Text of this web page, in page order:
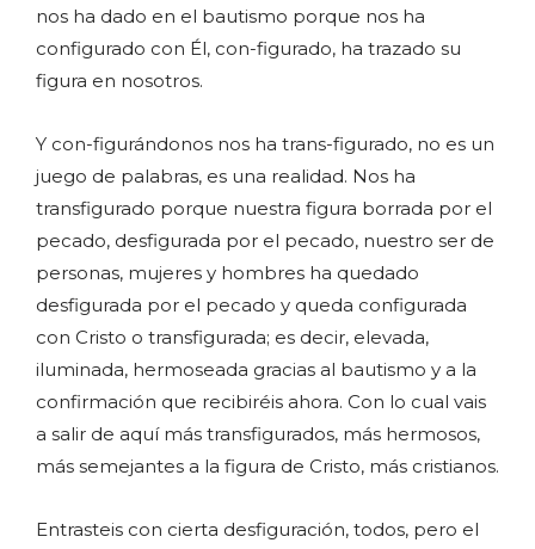
nos ha dado en el bautismo porque nos ha
configurado con Él, con-figurado, ha trazado su
figura en nosotros.
Y con-figurándonos nos ha trans-figurado, no es un
juego de palabras, es una realidad. Nos ha
transfigurado porque nuestra figura borrada por el
pecado, desfigurada por el pecado, nuestro ser de
personas, mujeres y hombres ha quedado
desfigurada por el pecado y queda configurada
con Cristo o transfigurada; es decir, elevada,
iluminada, hermoseada gracias al bautismo y a la
confirmación que recibiréis ahora. Con lo cual vais
a salir de aquí más transfigurados, más hermosos,
más semejantes a la figura de Cristo, más cristianos.
Entrasteis con cierta desfiguración, todos, pero el